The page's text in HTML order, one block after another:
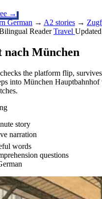
→
German → A2 stories →
ReaderTravel
München
the platform flip,
into München
story
narration
words
questions